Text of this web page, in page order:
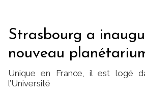
Strasbourg a
nouveau
Unique en France, il est logé
l’Université